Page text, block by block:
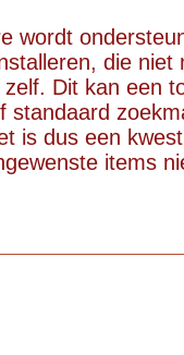
wordt
die niet
Dit kan een
standaard
is dus een
items